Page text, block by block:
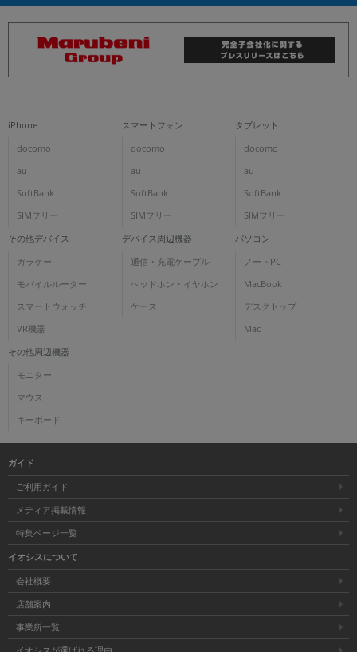
iPhone
docomo
au
SoftBank
SIMフリー
スマートフォン
docomo
au
SoftBank
SIMフリー
タブレット
docomo
au
SoftBank
SIMフリー
その他デバイス
ガラケー
モバイルルーター
スマートウォッチ
VR機器
デバイス周辺機器
通信・充電ケーブル
ヘッドホン・イヤホン
ケース
パソコン
ノートPC
MacBook
デスクトップ
Mac
その他周辺機器
モニター
マウス
キーボード
ガイド
ご利用ガイド
メディア掲載情報
特集ページ一覧
イオシスについて
会社概要
店舗案内
事業所一覧